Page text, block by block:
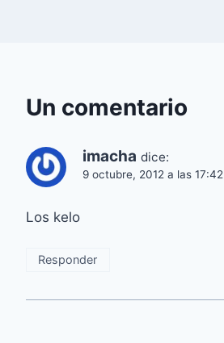
Un comentario
imacha dice:
9 octubre, 2012 a las 17:42
Los kelo
Responder